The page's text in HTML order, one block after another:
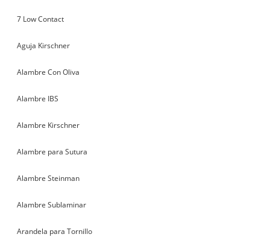
7 Low Contact
Aguja Kirschner
Alambre Con Oliva
Alambre IBS
Alambre Kirschner
Alambre para Sutura
Alambre Steinman
Alambre Sublaminar
Arandela para Tornillo